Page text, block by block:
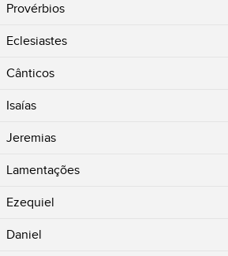
Provérbios
Eclesiastes
Cânticos
Isaías
Jeremias
Lamentações
Ezequiel
Daniel